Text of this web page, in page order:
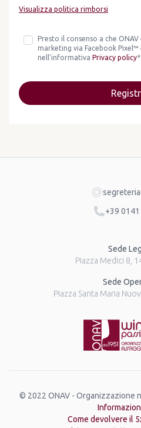
Visualizza politica rimborsi
Presto il consenso a che
marketing via Facebook
nell'informativa Privacy policy*
+39
Sede
Piazza Medici 8,
Sede
Piazza Santa Maria
© 2022 ONAV - Organizzazione
Come devolvere il